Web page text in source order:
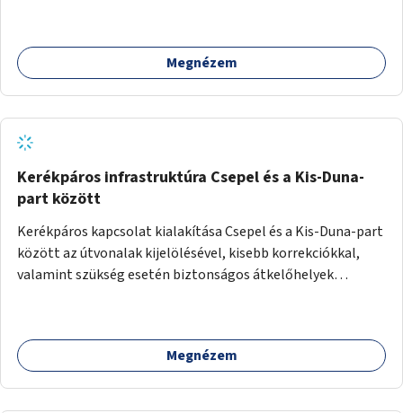
Megnézem
Kerékpáros infrastruktúra Csepel és a Kis-Duna-
part között
Kerékpáros kapcsolat kialakítása Csepel és a Kis-Duna-part
között az útvonalak kijelölésével, kisebb korrekciókkal,
valamint szükség esetén biztonságos átkelőhelyek
Megnézem